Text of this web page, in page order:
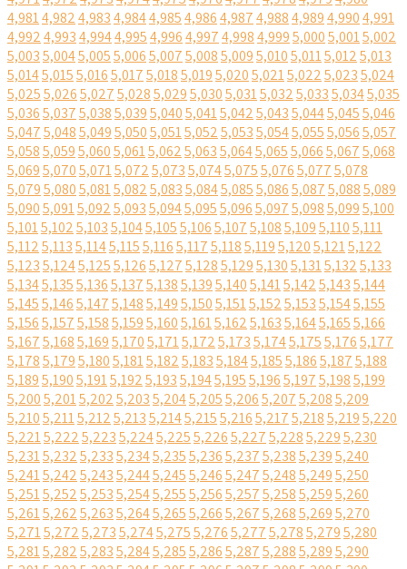
4,9814,9824,9834,9844,9854,9864,9874,9884,9894,9904,991
4,9924,9934,9944,9954,9964,9974,9984,9995,0005,0015,002
5,0035,0045,0055,0065,0075,0085,0095,0105,0115,0125,013
5,0145,0155,0165,0175,0185,0195,0205,0215,0225,0235,024
5,0255,0265,0275,0285,0295,0305,0315,0325,0335,0345,035
5,0365,0375,0385,0395,0405,0415,0425,0435,0445,0455,046
5,0475,0485,0495,0505,0515,0525,0535,0545,0555,0565,057
5,0585,0595,0605,0615,0625,0635,0645,0655,0665,0675,068
5,0695,0705,0715,0725,0735,0745,0755,0765,0775,078
5,0795,0805,0815,0825,0835,0845,0855,0865,0875,0885,089
5,0905,0915,0925,0935,0945,0955,0965,0975,0985,0995,100
5,1015,1025,1035,1045,1055,1065,1075,1085,1095,1105,111
5,1125,1135,1145,1155,1165,1175,1185,1195,1205,1215,122
5,1235,1245,1255,1265,1275,1285,1295,1305,1315,1325,133
5,1345,1355,1365,1375,1385,1395,1405,1415,1425,1435,144
5,1455,1465,1475,1485,1495,1505,1515,1525,1535,1545,155
5,1565,1575,1585,1595,1605,1615,1625,1635,1645,1655,166
5,1675,1685,1695,1705,1715,1725,1735,1745,1755,1765,177
5,1785,1795,1805,1815,1825,1835,1845,1855,1865,1875,188
5,1895,1905,1915,1925,1935,1945,1955,1965,1975,1985,199
5,2005,2015,2025,2035,2045,2055,2065,2075,2085,209
5,2105,2115,2125,2135,2145,2155,2165,2175,2185,2195,220
5,2215,2225,2235,2245,2255,2265,2275,2285,2295,230
5,2315,2325,2335,2345,2355,2365,2375,2385,2395,240
5,2415,2425,2435,2445,2455,2465,2475,2485,2495,250
5,2515,2525,2535,2545,2555,2565,2575,2585,2595,260
5,2615,2625,2635,2645,2655,2665,2675,2685,2695,270
5,2715,2725,2735,2745,2755,2765,2775,2785,2795,280
5,2815,2825,2835,2845,2855,2865,2875,2885,2895,290